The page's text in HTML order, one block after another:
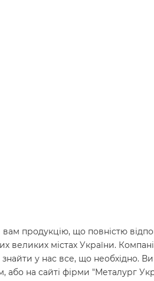
продукцію, що повністю
великих містах України.
у нас все, що необхідно.
або на сайті фірми "Металург